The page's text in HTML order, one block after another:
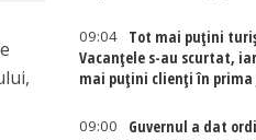
09:04
Tot mai puțini
Vacanțele s-au scurtat,
mai puțini clienți în
09:00
Guvernul a dat